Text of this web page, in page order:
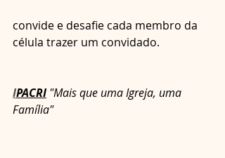
convide e desafie cada membro da
célula trazer um convidado.
IPACRI "Mais que uma Igreja, uma
Família"